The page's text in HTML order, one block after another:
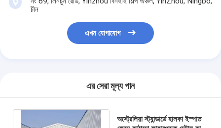
চীন
এখন যোগাযোগ
এর সেরা মূল্য পান
অস্ট্রেলিয়া স্ট্যান্ডার্ডে হালকা ইস্পাত